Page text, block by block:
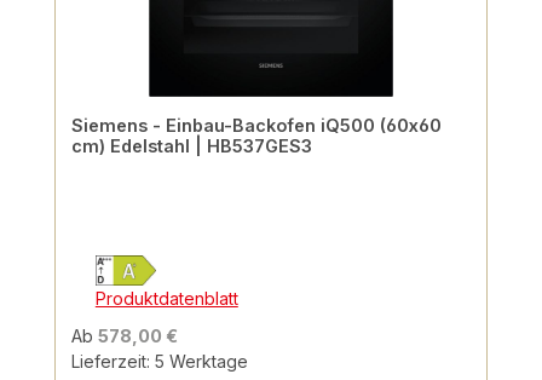
Siemens - Einbau-Backofen iQ500 (60x60
cm) Edelstahl | HB537GES3
Produktdatenblatt
Ab 578,00 €
Lieferzeit: 5 Werktage